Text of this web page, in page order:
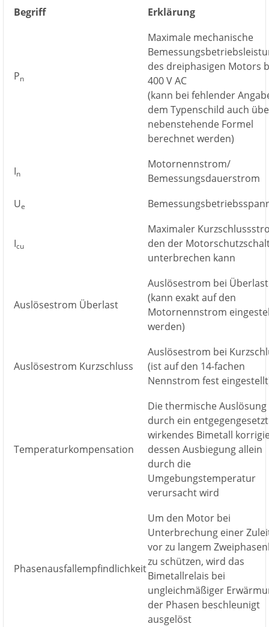
Begriff Erklärung
Pn
Maximale mechanische
des dreiphasigen Motors
400 V AC
(kann bei fehlender
dem Typenschild auch
nebenstehende Formel
berechnet werden)
In
Motornennstrom/
Bemessungsdauerstrom
Ue
Icu
Maximaler
den der
unterbrechen kann
Auslösestrom Überlast
Auslösestrom bei Überlast
(kann exakt auf den
Motornennstrom
werden)
Auslösestrom Kurzschluss
Auslösestrom bei
(ist auf den 14-fachen
Nennstrom fest
Temperaturkompensation
Die thermische
durch ein entgegengesetzt
wirkendes Bimetall
dessen Ausbiegung allein
durch die
Umgebungstemperatur
verursacht wird
Phasenausfallempfindlichkeit
Um den Motor bei
Unterbrechung einer
vor zu langem
zu schützen, wird das
Bimetallrelais bei
ungleichmäßiger
der Phasen beschleunigt
ausgelöst